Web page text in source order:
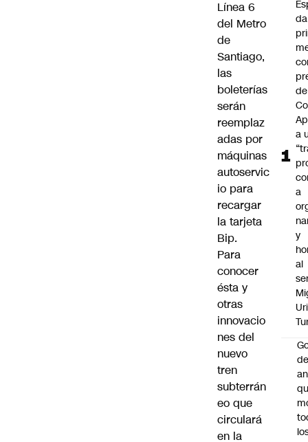
Línea 6
del Metro
de
Santiago,
las
boleterías
serán
reemplaz
adas por
máquinas
autoservic
io para
recargar
la tarjeta
Bip.
Para
conocer
ésta y
otras
innovacio
nes del
nuevo
tren
subterrán
eo que
circulará
en la
de
a
a
y
al